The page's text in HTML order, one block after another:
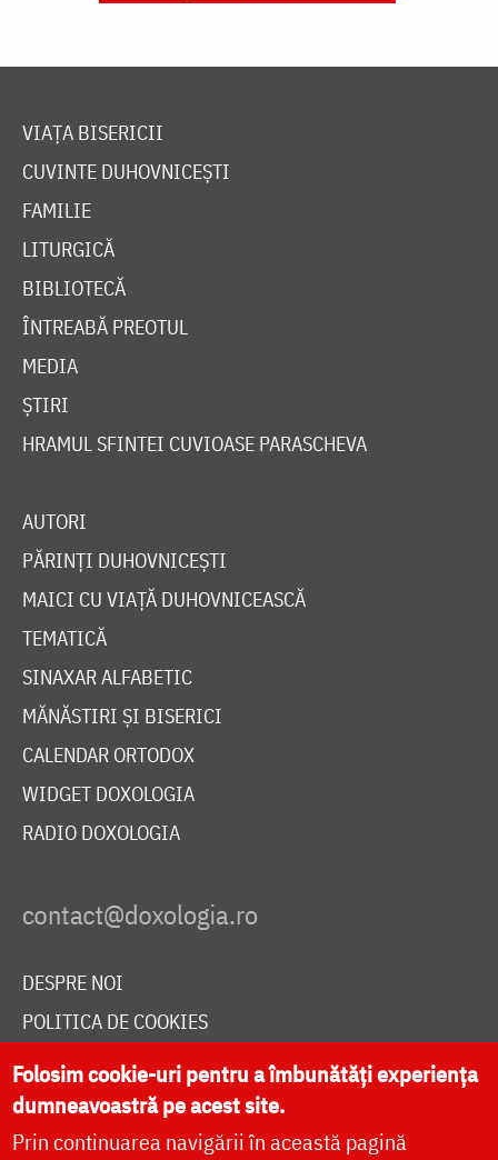
VIAȚA BISERICII
CUVINTE DUHOVNICEȘTI
FAMILIE
LITURGICĂ
BIBLIOTECĂ
ÎNTREABĂ PREOTUL
MEDIA
ȘTIRI
HRAMUL SFINTEI CUVIOASE PARASCHEVA
AUTORI
PĂRINȚI DUHOVNICEȘTI
MAICI CU VIAȚĂ DUHOVNICEASCĂ
TEMATICĂ
SINAXAR ALFABETIC
MĂNĂSTIRI ȘI BISERICI
CALENDAR ORTODOX
WIDGET DOXOLOGIA
RADIO DOXOLOGIA
DESPRE NOI
POLITICA DE COOKIES
DONEAZĂ ONLINE PENTRU CATEDRALA NAȚIONALĂ
LIVE
Folosim cookie-uri pentru a îmbunătăți experiența
dumneavoastră pe acest site.
Prin continuarea navigării în această pagină